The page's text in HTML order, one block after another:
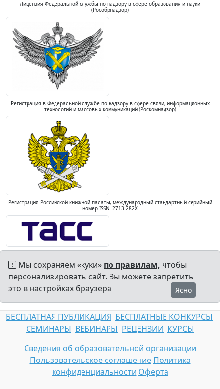
Лицензия Федеральной службы по надзору в сфере образования и науки
(Рособрнадзор)
Регистрация в Федеральной службе по надзору в сфере связи, информационных
технологий и массовых коммуникаций (Роскомнадзор)
Регистрация Российской книжной палаты, международный стандартный серийный
номер ISSN: 2713-282X
Мы сохраняем «куки» по правилам, чтобы
персонализировать сайт. Вы можете запретить
это в настройках браузера
Ясно
БЕСПЛАТНАЯ ПУБЛИКАЦИЯ БЕСПЛАТНЫЕ КОНКУРСЫ
СЕМИНАРЫ ВЕБИНАРЫ РЕЦЕНЗИИ КУРСЫ
Сведения об образовательной организации
Пользовательское соглашение Политика
конфиденциальности Оферта